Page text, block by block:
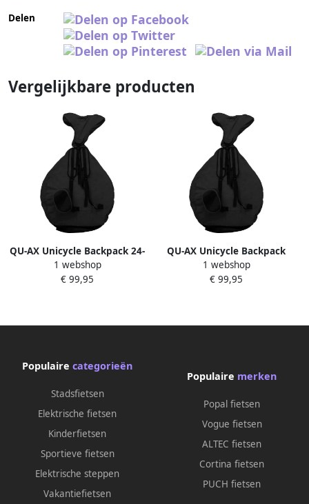
Delen
Vergelijkbare producten
QU-AX Unicycle Backpack 24-
27 5'' Eenwielers
1 webshop
€ 99,95
QU-AX Unicycle Backpack
Geschikt voor 20''-24''
Eenwielers
1 webshop
€ 99,95
Populaire categorieën
Stadsfietsen
Elektrische fietsen
Kinderfietsen
Sportieve fietsen
Elektrische steppen
Vakantiefietsen
Populaire merken
Popal fietsen
Vogue fietsen
ALTEC fietsen
Cortina fietsen
PUCH fietsen